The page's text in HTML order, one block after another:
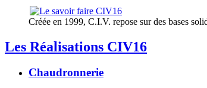
Créée en 1999, C.I.V. repose sur des bases
Les Réalisations CIV16
Chaudronnerie